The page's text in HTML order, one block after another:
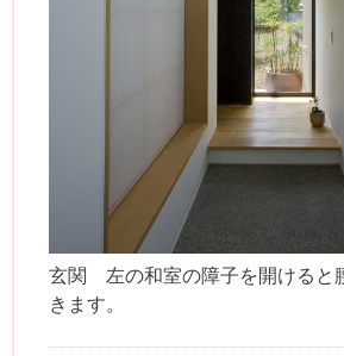
玄関 左の和室の障子を開けると
きます。